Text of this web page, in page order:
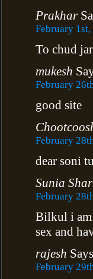
Prakhar
February
To chud
mukesh
February
good site
February
dear soni
Sunia
February
Bilkul i am
sex and
rajesh
February